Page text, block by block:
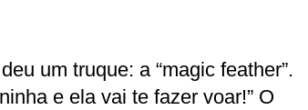
um truque: a “magic feather”.
e ela vai te fazer voar!” O